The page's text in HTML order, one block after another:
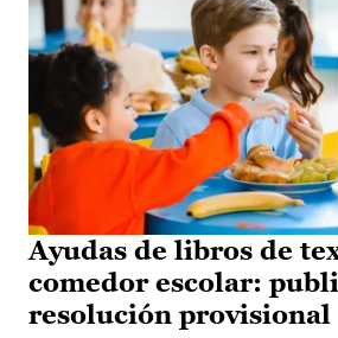
Ayudas de libros de
comedor escolar:
resolución provisional